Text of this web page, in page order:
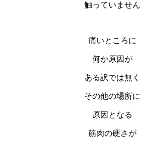
触っていません
痛いところに
何か原因が
ある訳では無く
その他の場所に
原因となる
筋肉の硬さが